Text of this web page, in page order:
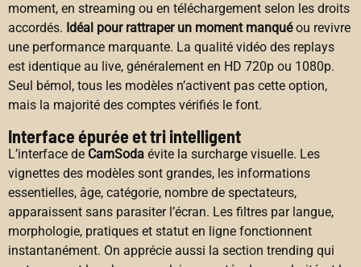
moment, en streaming ou en téléchargement selon les droits
accordés. Idéal pour rattraper un moment manquéou revivre
une performance marquante. La qualité vidéo des replays
est identique au live, généralement en HD 720p ou 1080p.
Seul bémol, tous les modèles n’activent pas cette option,
mais la majorité des comptes vérifiés le font.
Interface épurée et tri intelligent
L’interface de CamSoda évite la surcharge visuelle. Les
vignettes des modèles sont grandes, les informations
essentielles, âge, catégorie, nombre de spectateurs,
apparaissent sans parasiter l’écran. Les filtres par langue,
morphologie, pratiques et statut en ligne fonctionnent
instantanément. On apprécie aussi la section trending qui